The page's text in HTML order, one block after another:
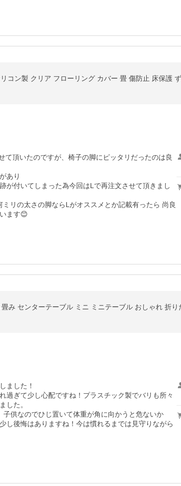
コン製 クリア フローリング カバー 畳 傷防止 床保護
頂いたのですが、椅子の脚にピッタリだったのは良
あり
が付いてしまった為今回はLで再注文させて頂きまし
リの太さの脚ならLがオススメとか記載有ったら 尚良
ます😊
み センターテーブル ミニ ミニテーブル おしゃれ 折
ました！
過ぎて少し心配ですね！プラスチック製でバリも所々
した。
供なのでひじ置いて体重が角に向かうと危ないか
し後悔はありますね！今は慣れるまでは見守りながら